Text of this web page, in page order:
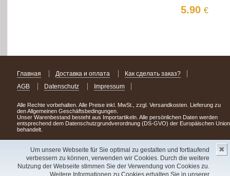
Um unsere Webseite für Sie optimal zu gestalten und fortlaufend
verbessern zu können, verwenden wir Cookies. Durch die weitere
Nutzung der Webseite stimmen Sie der Verwendung von Cookies zu.
Weitere Informationen zu Cookies erhalten Sie in unserer
✖
5.90€
Главная Доставка и оплата
Как сделать заказ?
AGB
Datenschutz Impressum
Alle Rechte vorbehalten. Alle Preise inkl. MwSt., zzgl. Versandkosten. Lieferung zu
den Allgemeinen Geschäftsbedingungen.
Unser Warenbestand besteht aus Importartikeln. Alle persönlichen Daten werden
entsprechend dem Datenschutzgrundverordnung (DS-GVO) der Europäischen Union
behandelt.
Сделав заказ сегодня, уже через день или два Вы можете стать обладателем
НОВИНКИ из Германии! Удачного поиска!
Copyright 2003 - 2023 © Express-Kniga
V.A.Vorobiev